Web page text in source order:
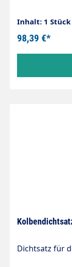
Inhalt: 1 Stück
98,39 €*
Dichtsatz für